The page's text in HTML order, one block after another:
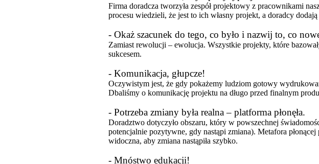
Firma doradcza tworzyła zespół projektowy z pracownikami
procesu wiedzieli, że jest to ich własny projekt, a doradcy
- Okaż szacunek do tego, co było i nazwij to, co
Zamiast rewolucji – ewolucja. Wszystkie projekty, które
sukcesem.
- Komunikacja, głupcze!
Oczywistym jest, że gdy pokażemy ludziom gotowy
Dbaliśmy o komunikację projektu na długo przed finalnym
- Potrzeba zmiany była realna – platforma płonęła.
Doradztwo dotyczyło obszaru, który w powszechnej
potencjalnie pozytywne, gdy nastąpi zmiana). Metafora
widoczna, aby zmiana nastąpiła szybko.
- Mnóstwo edukacji!